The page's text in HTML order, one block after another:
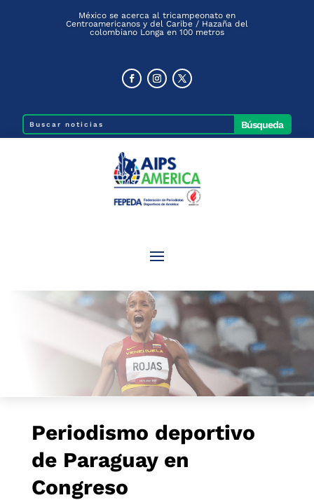
México se acerca al tricampeonato en
Centroamericanos y del Caribe / Hazaña del
colombiano Longa en 100 metros
Periodismo deportivo
de Paraguay en
Congreso